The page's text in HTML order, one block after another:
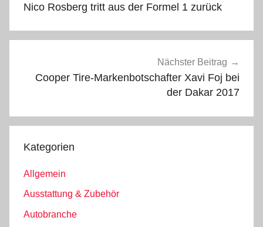
Nico Rosberg tritt aus der Formel 1 zurück
Nächster Beitrag
Cooper Tire-Markenbotschafter Xavi Foj bei
der Dakar 2017
Kategorien
Allgemein
Ausstattung & Zubehör
Autobranche